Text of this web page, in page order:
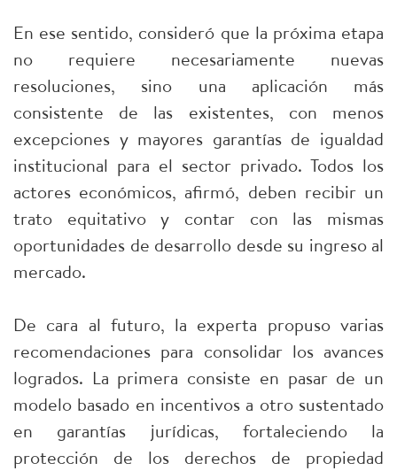
En ese sentido, consideró que la próxima etapa
no requiere necesariamente nuevas
resoluciones, sino una aplicación más
consistente de las existentes, con menos
excepciones y mayores garantías de igualdad
institucional para el sector privado. Todos los
actores económicos, afirmó, deben recibir un
trato equitativo y contar con las mismas
oportunidades de desarrollo desde su ingreso al
mercado.
De cara al futuro, la experta propuso varias
recomendaciones para consolidar los avances
logrados. La primera consiste en pasar de un
modelo basado en incentivos a otro sustentado
en garantías jurídicas, fortaleciendo la
protección de los derechos de propiedad